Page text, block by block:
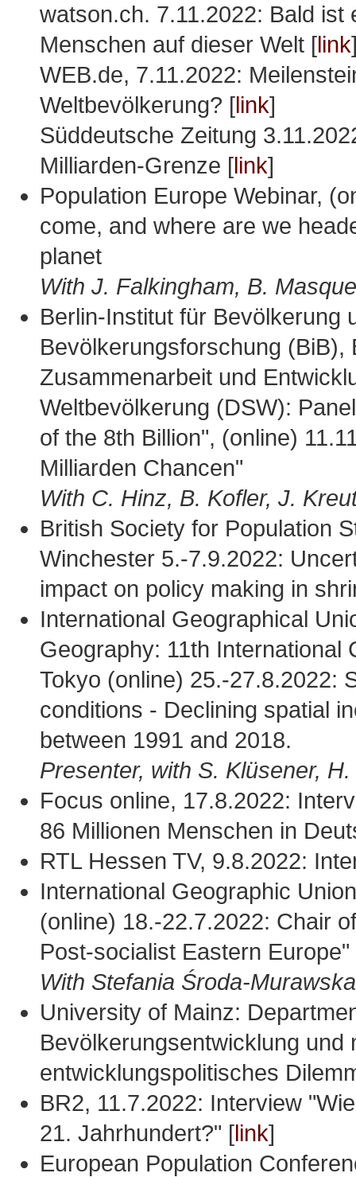
watson.ch. 7.11.2022: Bald
Menschen auf dieser Welt [link
WEB.de, 7.11.2022:
Weltbevölkerung? [link]
Süddeutsche Zeitung
Milliarden-Grenze [link]
Population Europe Webinar,
come, and where are we
planet
With J. Falkingham, B.
Berlin-Institut für Bevölkerung
Bevölkerungsforschung
Zusammenarbeit und
Weltbevölkerung (DSW):
of the 8th Billion", (online)
Milliarden Chancen"
With C. Hinz, B. Kofler, J.
British Society for Population
Winchester 5.-7.9.2022:
impact on policy making in
International Geographical
Geography: 11th International
Tokyo (online) 25.-27.8.2022:
conditions - Declining spatial
between 1991 and 2018.
Presenter, with S. Klüsener,
Focus online, 17.8.2022:
86 Millionen Menschen in
RTL Hessen TV, 9.8.2022:
International Geographic
(online) 18.-22.7.2022: Chair
Post-socialist Eastern Europe"
With Stefania Środa-Murawska
University of Mainz:
Bevölkerungsentwicklung und
entwicklungspolitisches
BR2, 11.7.2022: Interview
21. Jahrhundert?" [link]
European Population